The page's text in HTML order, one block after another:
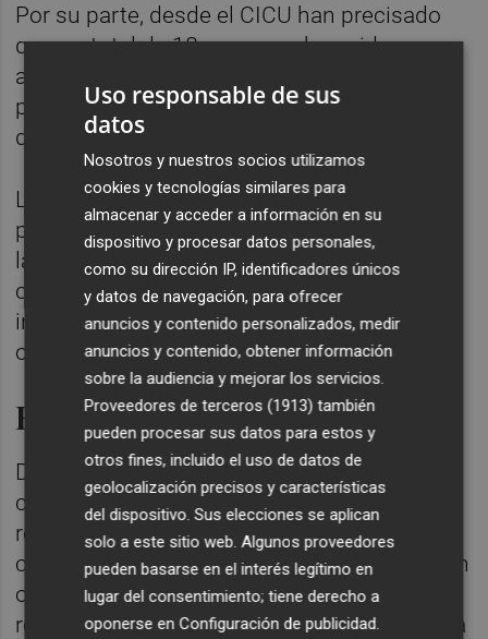
Por su parte, desde el CICU han precisado
que un total de 18 personas han sido
asistidas por inhalación de humo por el
personal médico y todas ellas han sido
dadas de alta en el lugar.
Los efectivos de seguridad desplazados han
pedido a los vecinos de la zona que cerraran
las ventanas y puertas de sus domicilios a
causa del humo. Las primeras hipótesis
indican que el fuego puede haberse
originado en la cocina del local siniestrado.
Recomendación de mascarilla
De hecho, se ha activado el protocolo de
calidad del aire en cuanto a las
recomendaciones habituales en toda la
ciudad. Además, para las personas que vivan
o circulen en el entorno del incendio se
recomienda cerrar ventanas, no salir de casa
Uso responsable de sus
datos
Nosotros y nuestros socios utilizamos
cookies y tecnologías similares para
almacenar y acceder a información en su
dispositivo y procesar datos personales,
como su dirección IP, identificadores únicos
y datos de navegación, para ofrecer
anuncios y contenido personalizados, medir
anuncios y contenido, obtener información
sobre la audiencia y mejorar los servicios.
Proveedores de terceros (1913) también
pueden procesar sus datos para estos y
otros fines, incluido el uso de datos de
geolocalización precisos y características
del dispositivo. Sus elecciones se aplican
solo a este sitio web. Algunos proveedores
pueden basarse en el interés legítimo en
lugar del consentimiento; tiene derecho a
oponerse enConfiguración de publicidad